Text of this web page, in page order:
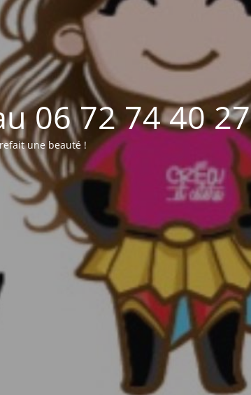
06 72 74 40 27
une beauté !